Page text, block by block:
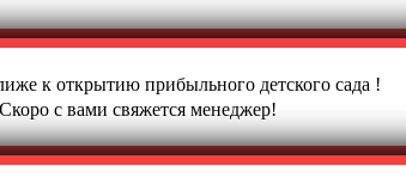
к открытию прибыльного детского сада !
Скоро с вами свяжется менеджер!